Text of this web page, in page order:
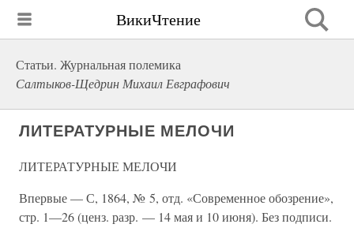
ВикиЧтение
Статьи. Журнальная полемика
Салтыков-Щедрин Михаил Евграфович
ЛИТЕРАТУРНЫЕ МЕЛОЧИ
ЛИТЕРАТУРНЫЕ МЕЛОЧИ
Впервые — С, 1864, № 5, отд. «Современное обозрение»,
стр. 1—26 (ценз. разр. — 14 мая и 10 июня). Без подписи.